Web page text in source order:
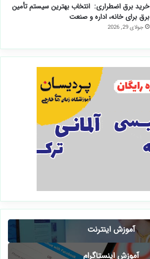
خرید برق اضطراری: انتخاب بهترین سیستم تأمین
برق برای خانه، اداره و صنعت
جولای 29, 2026
آموزش اینترنت
آموزش اینستاگرام